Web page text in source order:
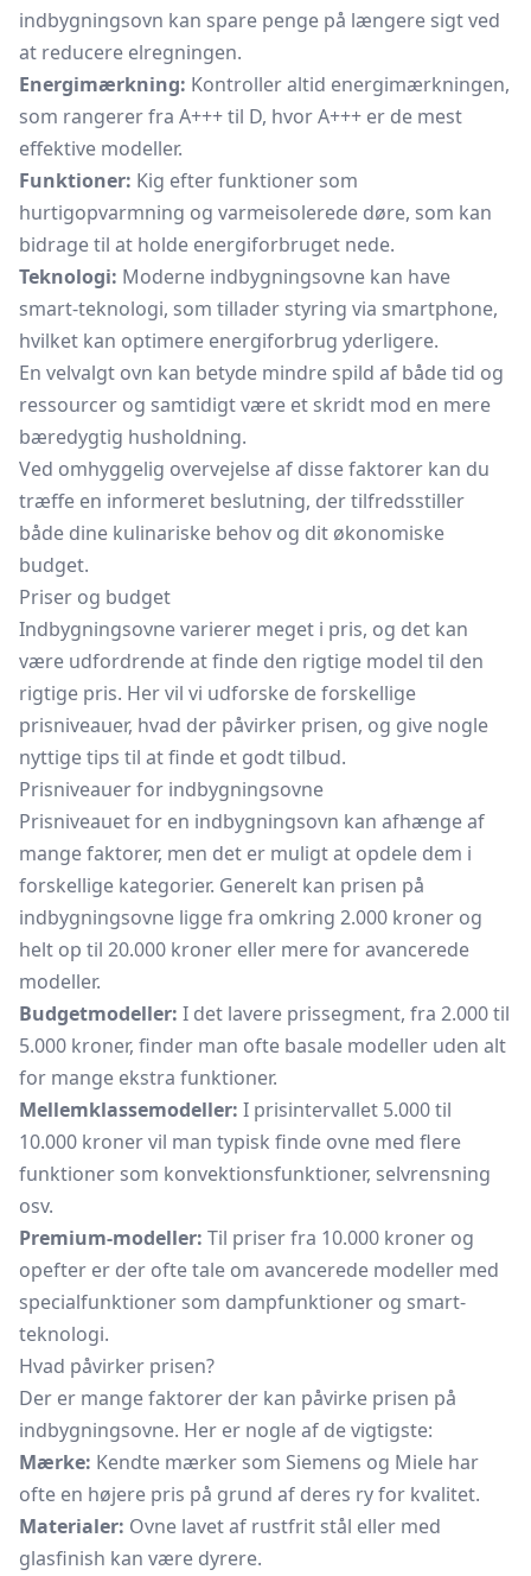
indbygningsovn kan spare penge på længere sigt ved
at reducere elregningen.
Energimærkning: Kontroller altid energimærkningen,
som rangerer fra A+++ til D, hvor A+++ er de mest
effektive modeller.
Funktioner: Kig efter funktioner som
hurtigopvarmning og varmeisolerede døre, som kan
bidrage til at holde energiforbruget nede.
Teknologi: Moderne indbygningsovne kan have
smart-teknologi, som tillader styring via smartphone,
hvilket kan optimere energiforbrug yderligere.
En velvalgt ovn kan betyde mindre spild af både tid og
ressourcer og samtidigt være et skridt mod en mere
bæredygtig husholdning.
Ved omhyggelig overvejelse af disse faktorer kan du
træffe en informeret beslutning, der tilfredsstiller
både dine kulinariske behov og dit økonomiske
budget.
Priser og budget
Indbygningsovne varierer meget i pris, og det kan
være udfordrende at finde den rigtige model til den
rigtige pris. Her vil vi udforske de forskellige
prisniveauer, hvad der påvirker prisen, og give nogle
nyttige tips til at finde et godt tilbud.
Prisniveauer for indbygningsovne
Prisniveauet for en indbygningsovn kan afhænge af
mange faktorer, men det er muligt at opdele dem i
forskellige kategorier. Generelt kan prisen på
indbygningsovne ligge fra omkring 2.000 kroner og
helt op til 20.000 kroner eller mere for avancerede
modeller.
Budgetmodeller: I det lavere prissegment, fra 2.000 til
5.000 kroner, finder man ofte basale modeller uden alt
for mange ekstra funktioner.
Mellemklassemodeller: I prisintervallet 5.000 til
10.000 kroner vil man typisk finde ovne med flere
funktioner som konvektionsfunktioner, selvrensning
osv.
Premium-modeller: Til priser fra 10.000 kroner og
opefter er der ofte tale om avancerede modeller med
specialfunktioner som dampfunktioner og smart-
teknologi.
Hvad påvirker prisen?
Der er mange faktorer der kan påvirke prisen på
indbygningsovne. Her er nogle af de vigtigste:
Mærke: Kendte mærker som Siemens og Miele har
ofte en højere pris på grund af deres ry for kvalitet.
Materialer: Ovne lavet af rustfrit stål eller med
glasfinish kan være dyrere.